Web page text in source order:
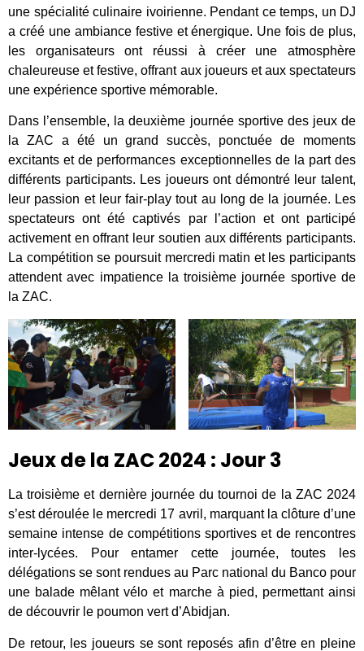
une spécialité culinaire ivoirienne. Pendant ce temps, un DJ
a créé une ambiance festive et énergique. Une fois de plus,
les organisateurs ont réussi à créer une atmosphère
chaleureuse et festive, offrant aux joueurs et aux spectateurs
une expérience sportive mémorable.
Dans l’ensemble, la deuxième journée sportive des jeux de
la ZAC a été un grand succès, ponctuée de moments
excitants et de performances exceptionnelles de la part des
différents participants. Les joueurs ont démontré leur talent,
leur passion et leur fair-play tout au long de la journée. Les
spectateurs ont été captivés par l’action et ont participé
activement en offrant leur soutien aux différents participants.
La compétition se poursuit mercredi matin et les participants
attendent avec impatience la troisième journée sportive de
la ZAC.
Jeux de la ZAC 2024 : Jour 3
La troisième et dernière journée du tournoi de la ZAC 2024
s’est déroulée le mercredi 17 avril, marquant la clôture d’une
semaine intense de compétitions sportives et de rencontres
inter-lycées. Pour entamer cette journée, toutes les
délégations se sont rendues au Parc national du Banco pour
une balade mêlant vélo et marche à pied, permettant ainsi
de découvrir le poumon vert d’Abidjan.
De retour, les joueurs se sont reposés afin d’être en pleine